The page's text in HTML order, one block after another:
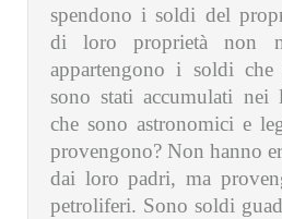
spendono i soldi del
di loro proprietà non
appartengono i soldi che
sono stati accumulati nei
che sono astronomici e
provengono? Non hanno
dai loro padri, ma
petroliferi. Sono soldi